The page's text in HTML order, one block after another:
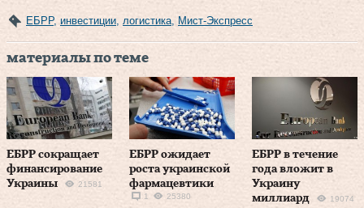
ЕБРР, инвестиции логистика Мист-Экспресс
материалы по теме
ЕБРР сокращает
финансирование
Украины
21581
ЕБРР ожидает
роста украинской
фармацевтики
1 25380
ЕБРР в течение
года вложит в
Украину
миллиард
19074